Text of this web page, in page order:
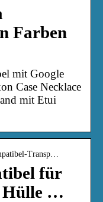
Farben
mit Google
Case Necklace
mit Etui
Transp…
für
Hülle …